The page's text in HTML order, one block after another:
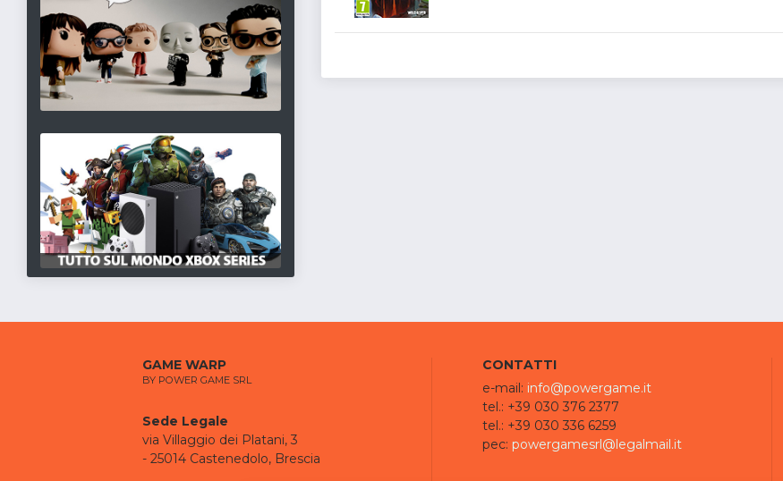
GAME WARP
BY POWER GAME SRL
Sede Legale
via Villaggio dei Platani, 3
- 25014 Castenedolo, Brescia
CONTATTI
e-mail: info@powergame.it
tel.: +39 030 376 2377
tel.: +39 030 336 6259
pec: powergamesrl@legalmail.it